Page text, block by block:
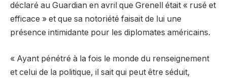
déclaré au Guardian en avril que Grenell était « rusé et
efficace » et que sa notoriété faisait de lui une
présence intimidante pour les diplomates américains.
« Ayant pénétré à la fois le monde du renseignement
et celui de la politique, il sait qui peut être séduit,